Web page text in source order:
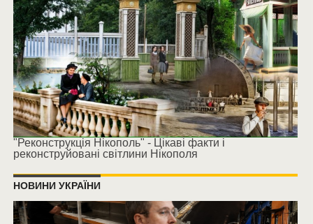
"Реконструкція Нікополь" - Цікаві факти і
реконструйовані світлини Нікополя
НОВИНИ УКРАЇНИ